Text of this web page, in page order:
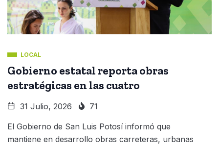
LOCAL
Gobierno estatal reporta obras
estratégicas en las cuatro
31 Julio, 2026 71
El Gobierno de San Luis Potosí informó que
mantiene en desarrollo obras carreteras, urbanas